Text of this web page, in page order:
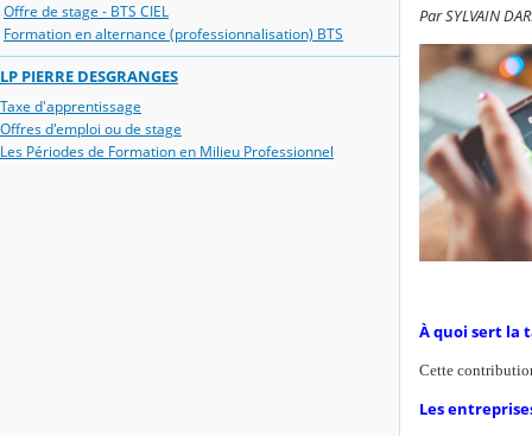
Offre de stage - BTS CIEL
Formation en alternance (professionnalisation) BTS
LP PIERRE DESGRANGES
Taxe d'apprentissage
Offres d'emploi ou de stage
Les Périodes de Formation en Milieu Professionnel
Par SYLVAIN
À quoi sert la
Cette
Les